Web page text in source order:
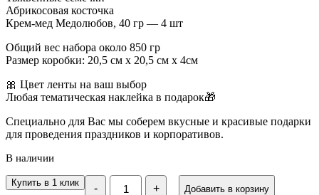
Абрикосовая косточка
Крем-мед Медолюбов, 40 гр — 4 шт
Общий вес набора около 850 гр
Размер коробки: 20,5 см х 20,5 см х 4см
🎀 Цвет ленты на ваш выбор
Любая тематическая наклейка в подарок🎁
Специально для Вас мы соберем вкусные и красивые подарки
для проведения праздников и корпоративов.
В наличии
-
Количество
Подарочный
+ Добавить в корзину
Купить в 1 клик